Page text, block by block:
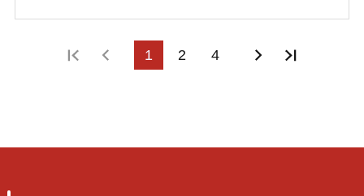
Première page
Page précédente
1 2 4 Page